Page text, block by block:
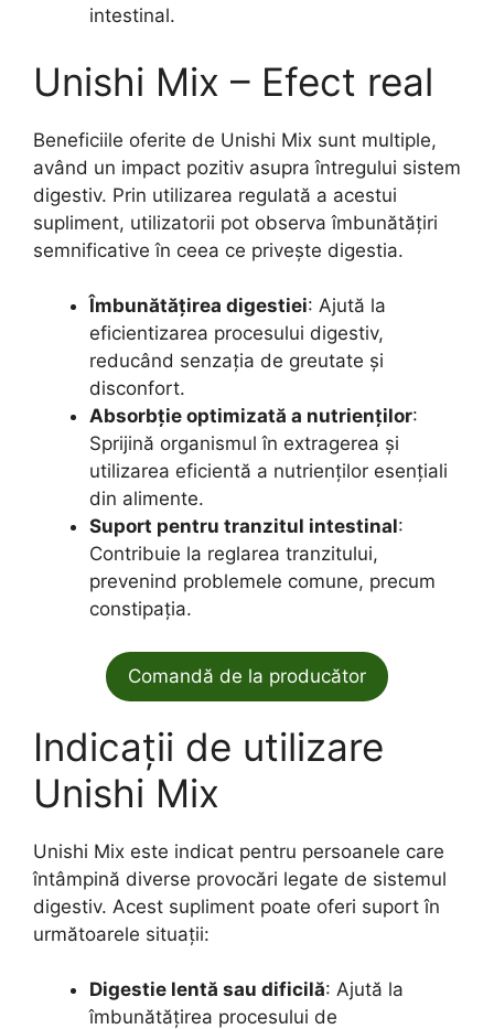
intestinal.
Unishi Mix – Efect real
Beneficiile oferite de Unishi Mix sunt multiple,
având un impact pozitiv asupra întregului sistem
digestiv. Prin utilizarea regulată a acestui
supliment, utilizatorii pot observa îmbunătățiri
semnificative în ceea ce privește digestia.
Îmbunătățirea digestiei: Ajută la
eficientizarea procesului digestiv,
reducând senzația de greutate și
disconfort.
Absorbție optimizată a nutrienților:
Sprijină organismul în extragerea și
utilizarea eficientă a nutrienților esențiali
din alimente.
Suport pentru tranzitul intestinal:
Contribuie la reglarea tranzitului,
prevenind problemele comune, precum
constipația.
Comandă de la producător
Indicații de utilizare
Unishi Mix
Unishi Mix este indicat pentru persoanele care
întâmpină diverse provocări legate de sistemul
digestiv. Acest supliment poate oferi suport în
următoarele situații:
Digestie lentă sau dificilă: Ajută la
îmbunătățirea procesului de